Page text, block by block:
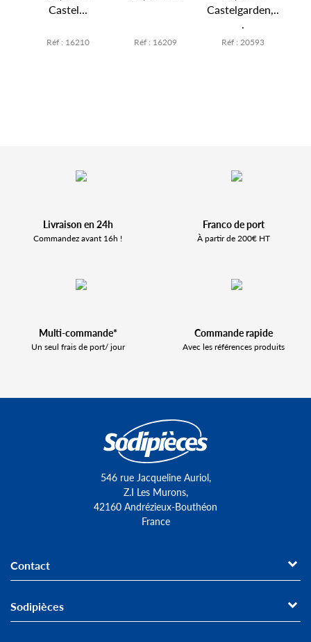
Castel...
Réf : 16210 Réf : 16209
Castelgarden,..
.
Réf : 20593
Livraison en 24h
Commandez avant 16h !
Franco de port
À partir de 200€ HT
Multi-commande*
Un seul frais de port/ jour
Commande rapide
Avec les références produits
546 rue Jacqueline Auriol,
Z.I Les Murons,
42160 Andrézieux-Bouthéon
France
Contact
Sodipièces